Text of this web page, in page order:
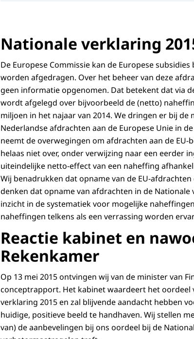
Nationale verklaring
De Europese Commissie kan de Europese
worden afgedragen. Over het beheer van deze
geen informatie opgenomen. Dat betekent dat via
wordt afgelegd over bijvoorbeeld de (netto)
miljoen in het najaar van 2014. We dringen er bij
Nederlandse afdrachten aan de Europese Unie in
neemt de overwegingen om afdrachten aan de
helaas niet over, onder verwijzing naar een eerder
uiteindelijke netto-effect van een naheffing
Wij benadrukken dat opname van de EU-
denken dat opname van afdrachten in de
inzicht in de systematiek voor mogelijke
naheffingen telkens als een verrassing worden
Reactie kabinet en
Rekenkamer
Op 13 mei 2015 ontvingen wij van de minister van
conceptrapport. Het kabinet waardeert het oordeel
verklaring 2015 en zal blijvende aandacht hebben
huidige, positieve beeld te handhaven. Wij stellen
van) de aanbevelingen bij ons oordeel bij de